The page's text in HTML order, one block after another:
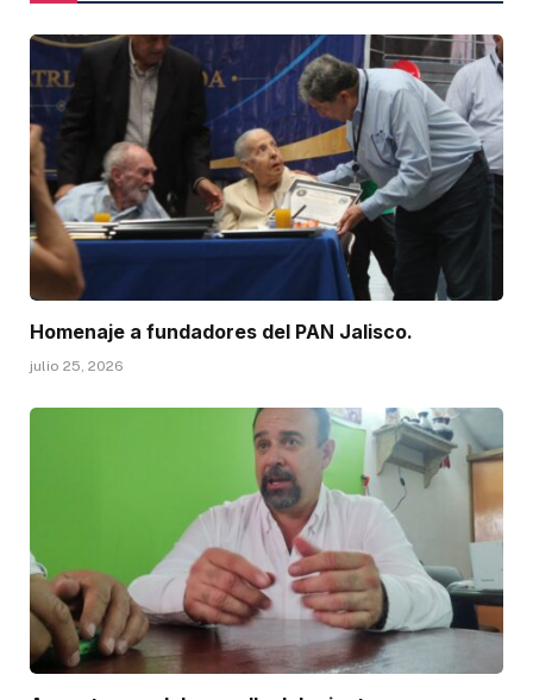
Homenaje a fundadores del PAN Jalisco.
julio 25, 2026